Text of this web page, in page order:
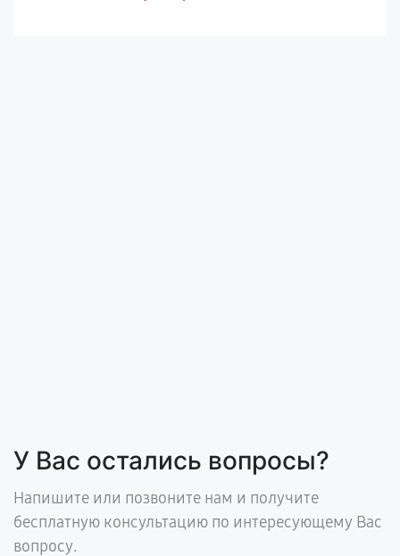
У Вас остались вопросы?
Напишите или позвоните нам и получите
бесплатную консультацию по интересующему Вас
вопросу.